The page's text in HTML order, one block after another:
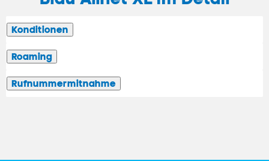
Konditionen
Roaming
Rufnummermitnahme